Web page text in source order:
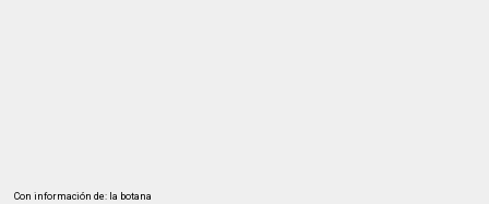
Con información de: la botana